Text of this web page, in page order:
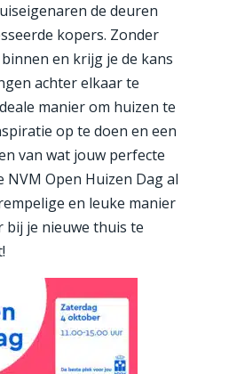
de deuren
kopers. Zonder
en krijg je de kans
achter elkaar te
manier om huizen te
op te doen en een
van wat jouw perfecte
NVM Open Huizen Dag al
en leuke manier
bij je nieuwe thuis te